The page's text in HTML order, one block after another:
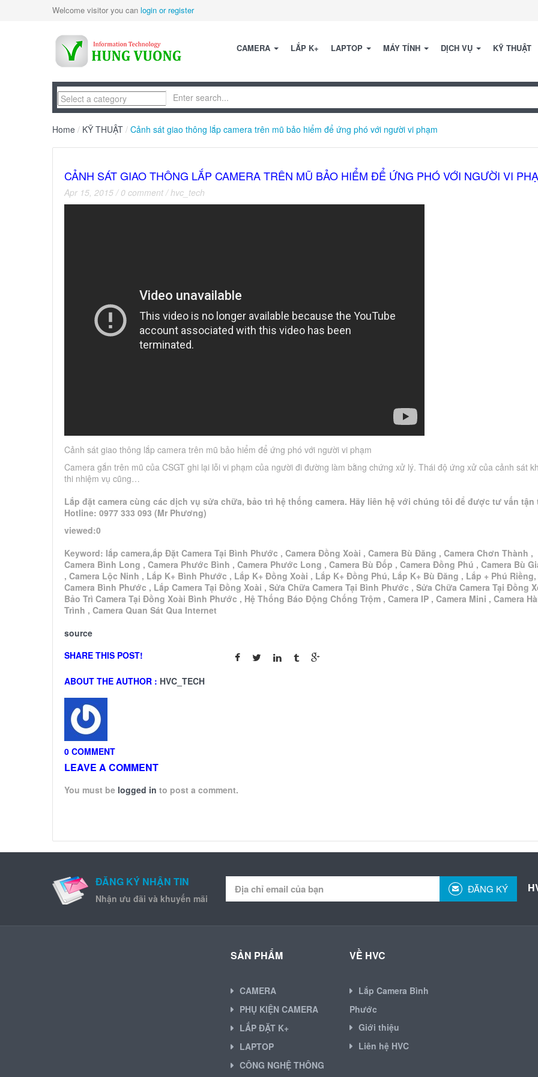
Welcome visitor you can login or register
CAMERA LẮP K+ LAPTOP MÁY TÍNH DỊCH VỤ KỸ THUẬT
Home / KỸ THUẬT / Cảnh sát giao thông lắp camera trên mũ bảo hiểm để ứng phó với người vi phạm
CẢNH SÁT GIAO THÔNG LẮP CAMERA TRÊN MŨ BẢO HIỂM ĐỂ ỨNG PHÓ VỚI NGƯỜI VI
Apr 15, 2015 / 0 comment /hvc_tech
Cảnh sát giao thông lắp camera trên mũ bảo hiểm để ứng phó với người vi phạm
Camera gắn trên mũ của CSGT ghi lại lỗi vi phạm của người đi đường làm bằng chứng xử lý. Thái độ ứng xử của cảnh sát
thi nhiệm vụ cũng…
Lắp đặt camera cùng các dịch vụ sửa chữa, bảo trì hệ thống camera. Hãy liên hệ với chúng tôi để được tư vấn tận
Hotline: 0977 333 093 (Mr Phương)
viewed:0
Keyword: lắp camera,ắp Đặt Camera Tại Bình Phước , Camera Đồng Xoài , Camera Bù Đăng , Camera Chơn Thành ,
Camera Bình Long , Camera Phước Bình , Camera Phước Long , Camera Bù Đốp , Camera Đồng Phú , Camera Bù
, Camera Lộc Ninh , Lắp K+ Bình Phước , Lắp K+ Đồng Xoài , Lắp K+ Đồng Phú, Lắp K+ Bù Đăng , Lắp + Phú
Camera Bình Phước , Lắp Camera Tại Đồng Xoài , Sửa Chữa Camera Tại Bình Phước , Sửa Chữa Camera Tại Đồng
Bảo Trì Camera Tại Đồng Xoài Bình Phước , Hệ Thống Báo Động Chống Trộm , Camera IP , Camera Mini , Camera
Trình , Camera Quan Sát Qua Internet
source
SHARE THIS POST!
ABOUT THE AUTHOR : HVC_TECH
0 COMMENT
LEAVE A COMMENT
You must be logged in to post a comment.
ĐĂNG KÝ NHẬN TIN
Nhận ưu đãi và khuyến mãi
ĐĂNG KÝ
SẢN PHẨM
CAMERA
PHỤ KIỆN CAMERA
LẮP ĐẶT K+
LAPTOP
CÔNG NGHỆ THÔNG
VỀ HVC
Lắp Camera Bình
Phước
Giới thiệu
Liên hệ HVC